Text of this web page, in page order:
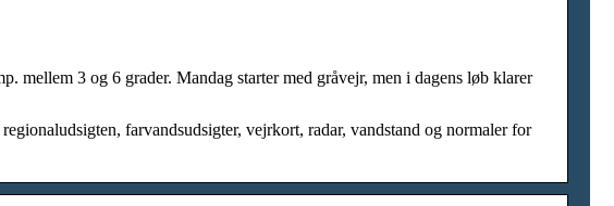
mellem 3 og 6 grader. Mandag starter med gråvejr, men i dagens løb klarer
farvandsudsigter, vejrkort, radar, vandstand og normaler for